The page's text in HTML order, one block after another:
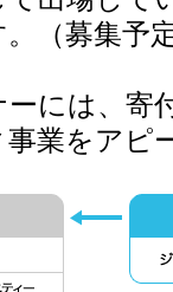
（募集予
には、寄
業をアピ